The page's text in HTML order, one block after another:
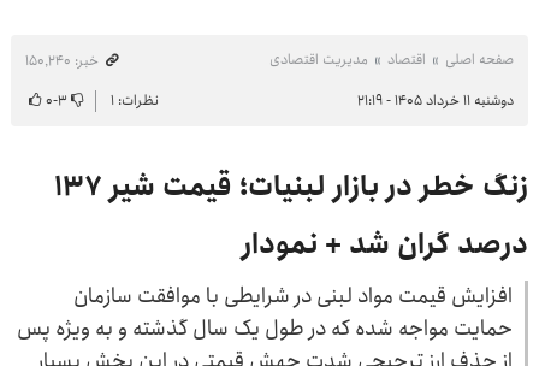
صفحه اصلی اقتصاد مدیریت اقتصادی
خبر: ۱۵۰٬۲۴۰
دوشنبه ۱۱ خرداد ۱۴۰۵ - ۲۱:۱۹
نظرات: ۱ ۳-۰
زنگ خطر در بازار لبنیات؛ قیمت شیر ۱۳۷
درصد گران شد + نمودار
افزایش قیمت مواد لبنی در شرایطی با موافقت سازمان
حمایت مواجه شده که در طول یک سال گذشته و به ویژه پس